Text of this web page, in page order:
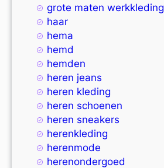
grote maten werkkleding
haar
hema
hemd
hemden
heren jeans
heren kleding
heren schoenen
heren sneakers
herenkleding
herenmode
herenondergoed